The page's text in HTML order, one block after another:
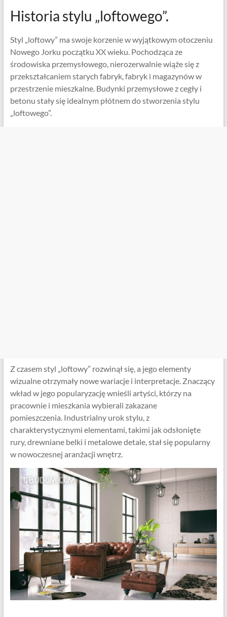
Historia stylu „loftowego”.
Styl „loftowy” ma swoje korzenie w wyjątkowym otoczeniu
Nowego Jorku początku XX wieku. Pochodząca ze
środowiska przemysłowego, nierozerwalnie wiąże się z
przekształcaniem starych fabryk, fabryk i magazynów w
przestrzenie mieszkalne. Budynki przemysłowe z cegły i
betonu stały się idealnym płótnem do stworzenia stylu
„loftowego”.
Z czasem styl „loftowy” rozwinął się, a jego elementy
wizualne otrzymały nowe wariacje i interpretacje. Znaczący
wkład w jego popularyzację wnieśli artyści, którzy na
pracownie i mieszkania wybierali zakazane
pomieszczenia. Industrialny urok stylu, z
charakterystycznymi elementami, takimi jak odsłonięte
rury, drewniane belki i metalowe detale, stał się popularny
w nowoczesnej aranżacji wnętrz.